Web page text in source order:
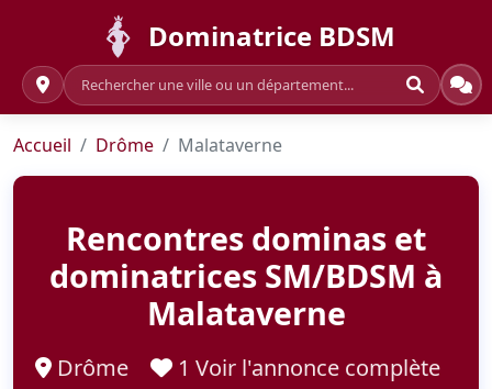
Dominatrice BDSM
Accueil Drôme Malataverne
Rencontres dominas et
dominatrices SM/BDSM à
Malataverne
Drôme
1 Voir l'annonce complète